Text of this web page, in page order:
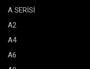
A SERİSİ
A2
A4
A6